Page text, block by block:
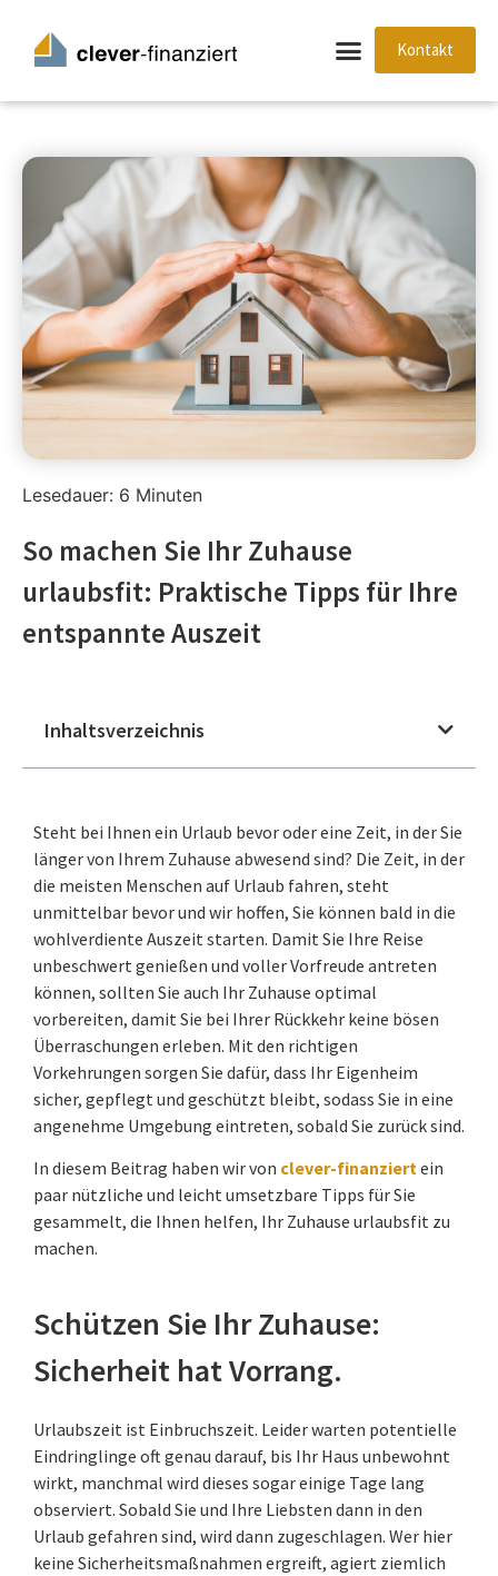
Kontakt
Lesedauer: 6 Minuten
So machen Sie Ihr Zuhause
urlaubsfit: Praktische Tipps für Ihre
entspannte Auszeit
Inhaltsverzeichnis
Steht bei Ihnen ein Urlaub bevor oder eine Zeit, in der Sie
länger von Ihrem Zuhause abwesend sind? Die Zeit, in der
die meisten Menschen auf Urlaub fahren, steht
unmittelbar bevor und wir hoffen, Sie können bald in die
wohlverdiente Auszeit starten. Damit Sie Ihre Reise
unbeschwert genießen und voller Vorfreude antreten
können, sollten Sie auch Ihr Zuhause optimal
vorbereiten, damit Sie bei Ihrer Rückkehr keine bösen
Überraschungen erleben. Mit den richtigen
Vorkehrungen sorgen Sie dafür, dass Ihr Eigenheim
sicher, gepflegt und geschützt bleibt, sodass Sie in eine
angenehme Umgebung eintreten, sobald Sie zurück sind.
In diesem Beitrag haben wir von clever-finanziertein
paar nützliche und leicht umsetzbare Tipps für Sie
gesammelt, die Ihnen helfen, Ihr Zuhause urlaubsfit zu
machen.
Schützen Sie Ihr Zuhause:
Sicherheit hat Vorrang.
Urlaubszeit ist Einbruchszeit. Leider warten potentielle
Eindringlinge oft genau darauf, bis Ihr Haus unbewohnt
wirkt, manchmal wird dieses sogar einige Tage lang
observiert. Sobald Sie und Ihre Liebsten dann in den
Urlaub gefahren sind, wird dann zugeschlagen. Wer hier
keine Sicherheitsmaßnahmen ergreift, agiert ziemlich